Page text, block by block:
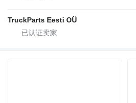
TruckParts Eesti OÜ